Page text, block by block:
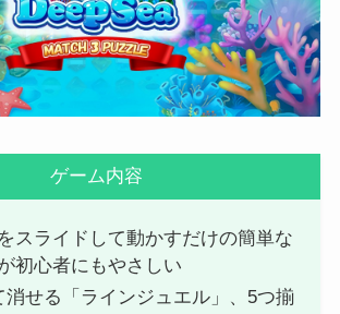
ゲーム内容
スライドして動かすだけの簡単な
初心者にもやさしい
消せる「ラインジュエル」、5つ揃